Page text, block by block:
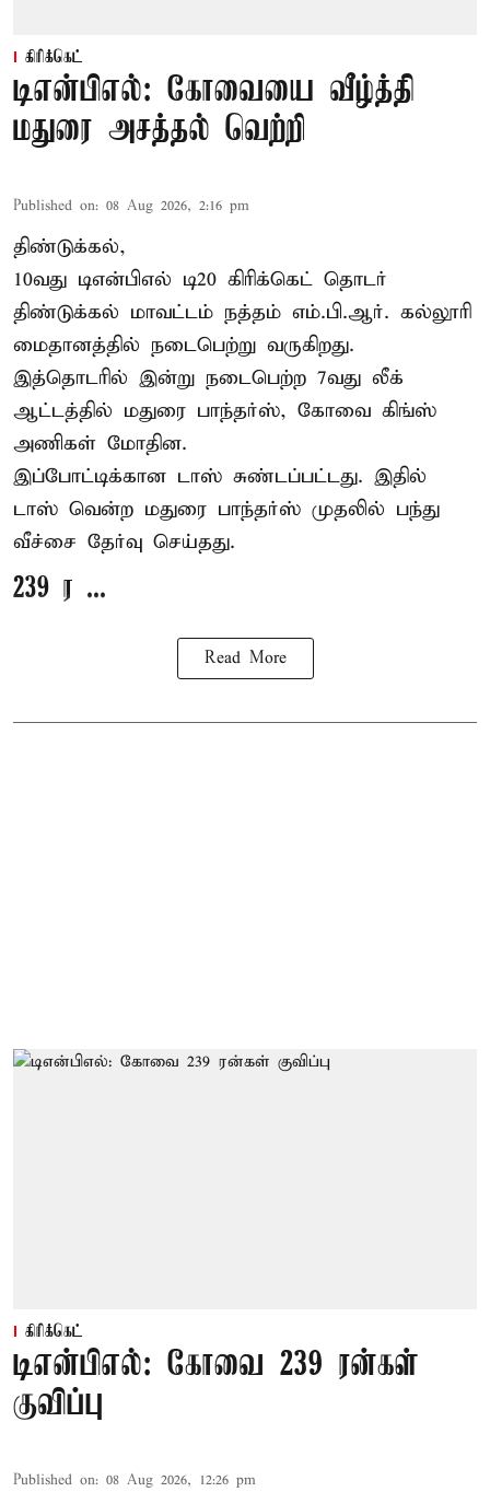
கிரிக்கெட்
டிஎன்பிஎல்: கோவையை வீழ்த்தி
மதுரை அசத்தல் வெற்றி
Published on: 08 Aug 2026, 2:16 pm
திண்டுக்கல்,
10வது டிஎன்பிஎல் டி20 கிரிக்கெட் தொடர்
திண்டுக்கல் மாவட்டம் நத்தம் எம்.பி.ஆர். கல்லூரி
மைதானத்தில் நடைபெற்று வருகிறது.
இத்தொடரில் இன்று நடைபெற்ற 7வது லீக்
ஆட்டத்தில் மதுரை பாந்தர்ஸ், கோவை கிங்ஸ்
அணிகள் மோதின.
இப்போட்டிக்கான டாஸ் சுண்டப்பட்டது. இதில்
டாஸ் வென்ற மதுரை பாந்தர்ஸ் முதலில் பந்து
வீச்சை தேர்வு செய்தது.
239 ர ...
Read More
கிரிக்கெட்
டிஎன்பிஎல்: கோவை 239 ரன்கள்
குவிப்பு
Published on: 08 Aug 2026, 12:26 pm